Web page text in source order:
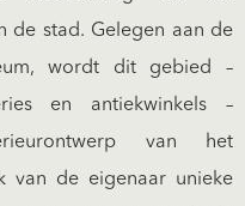
de stad. Gelegen aan de
wordt dit gebied –
en antiekwinkels –
van het
van de eigenaar unieke